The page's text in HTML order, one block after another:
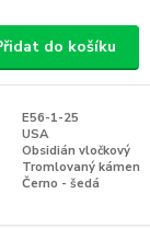
do košíku
E56-1-25
USA
Obsidián vločkový
Tromlovaný kámen
Černo - šedá